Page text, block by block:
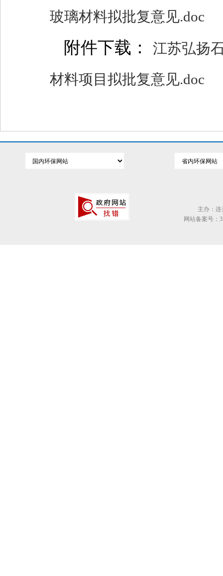
玻璃材料拟批复意见.doc
附件下载： 江苏弘扬
材料项目拟批复意见.doc
主办：
网站备案号：